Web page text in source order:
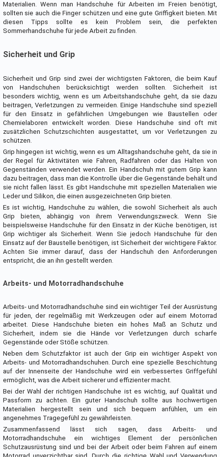
Materialien. Wenn man Handschuhe für Arbeiten im Freien benötigt,
sollten sie auch die Finger schützen und eine gute Griffigkeit bieten. Mit
diesen Tipps sollte es kein Problem sein, die perfekten
Sommerhandschuhe für jede Arbeit zu finden.
Sicherheit und Grip
Sicherheit und Grip sind zwei der wichtigsten Faktoren, die beim Kauf
von Handschuhen berücksichtigt werden sollten. Sicherheit ist
besonders wichtig, wenn es um Arbeitshandschuhe geht, da sie dazu
beitragen, Verletzungen zu vermeiden. Einige Handschuhe sind speziell
für den Einsatz in gefährlichen Umgebungen wie Baustellen oder
Chemielaboren entwickelt worden. Diese Handschuhe sind oft mit
zusätzlichen Schutzschichten ausgestattet, um vor Verletzungen zu
schützen.
Grip hingegen ist wichtig, wenn es um Alltagshandschuhe geht, da sie in
der Regel für Aktivitäten wie Fahren, Radfahren oder das Halten von
Gegenständen verwendet werden. Ein Handschuh mit gutem Grip kann
dazu beitragen, dass man die Kontrolle über die Gegenstände behält und
sie nicht fallen lässt. Es gibt Handschuhe mit speziellen Materialien wie
Leder und Silikon, die einen ausgezeichneten Grip bieten.
Es ist wichtig, Handschuhe zu wählen, die sowohl Sicherheit als auch
Grip bieten, abhängig von ihrem Verwendungszweck. Wenn Sie
beispielsweise Handschuhe für den Einsatz in der Küche benötigen, ist
Grip wichtiger als Sicherheit. Wenn Sie jedoch Handschuhe für den
Einsatz auf der Baustelle benötigen, ist Sicherheit der wichtigere Faktor.
Achten Sie immer darauf, dass der Handschuh den Anforderungen
entspricht, die an ihn gestellt werden.
Arbeits- und Motorradhandschuhe
Arbeits- und Motorradhandschuhe sind ein wichtiger Teil der Ausrüstung
für jeden, der regelmäßig mit Werkzeugen oder auf einem Motorrad
arbeitet. Diese Handschuhe bieten ein hohes Maß an Schutz und
Sicherheit, indem sie die Hände vor Verletzungen durch scharfe
Gegenstände oder Stöße schützen.
Neben dem Schutzfaktor ist auch der Grip ein wichtiger Aspekt von
Arbeits- und Motorradhandschuhen. Durch eine spezielle Beschichtung
auf der Innenseite der Handschuhe wird ein verbessertes Griffgefühl
ermöglicht, was die Arbeit sicherer und effizienter macht.
Bei der Wahl der richtigen Handschuhe ist es wichtig, auf Qualität und
Passform zu achten. Ein guter Handschuh sollte aus hochwertigen
Materialien hergestellt sein und sich bequem anfühlen, um ein
angenehmes Tragegefühl zu gewährleisten.
Zusammenfassend lässt sich sagen, dass Arbeits- und
Motorradhandschuhe ein wichtiges Element der persönlichen
Schutzausrüstung sind und bei der Arbeit oder beim Fahren auf einem